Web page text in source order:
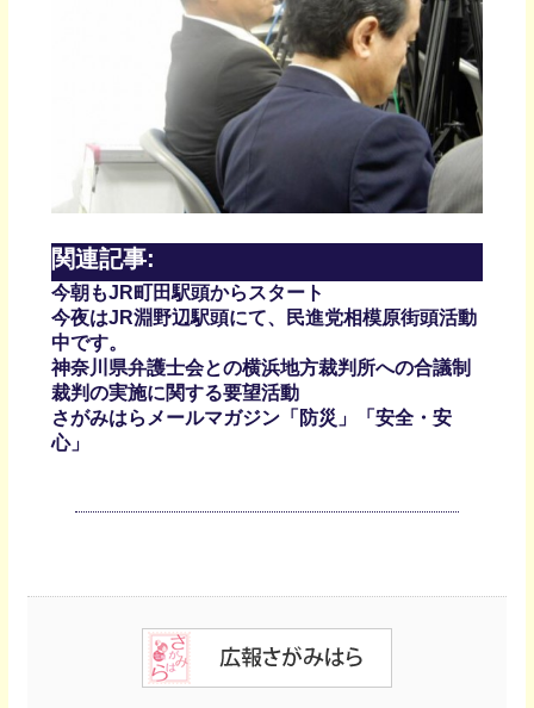
関連記事:
今朝もJR町田駅頭からスタート
今夜はJR淵野辺駅頭にて、民進党相模原街頭活動
中です。
神奈川県弁護士会との横浜地方裁判所への合議制
裁判の実施に関する要望活動
さがみはらメールマガジン「防災」「安全・安
心」